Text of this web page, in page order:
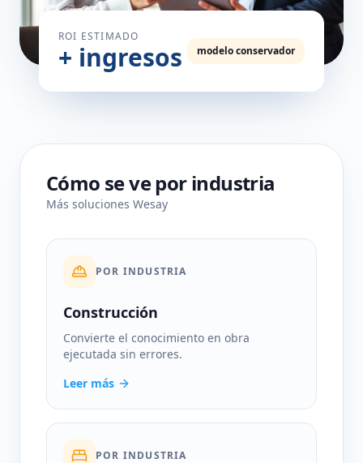
ROI ESTIMADO
+ ingresos modelo conservador
Cómo se ve por industria
Más soluciones Wesay
POR INDUSTRIA
Construcción
Convierte el conocimiento en obra
ejecutada sin errores.
Leer más
POR INDUSTRIA